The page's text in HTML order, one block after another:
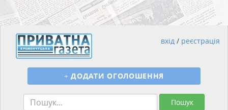
Пошук
+ ДОДАТИ ОГОЛОШЕННЯ
вхід / реєстрація